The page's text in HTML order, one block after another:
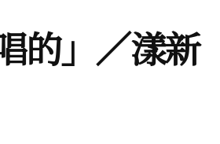
的」／漾新